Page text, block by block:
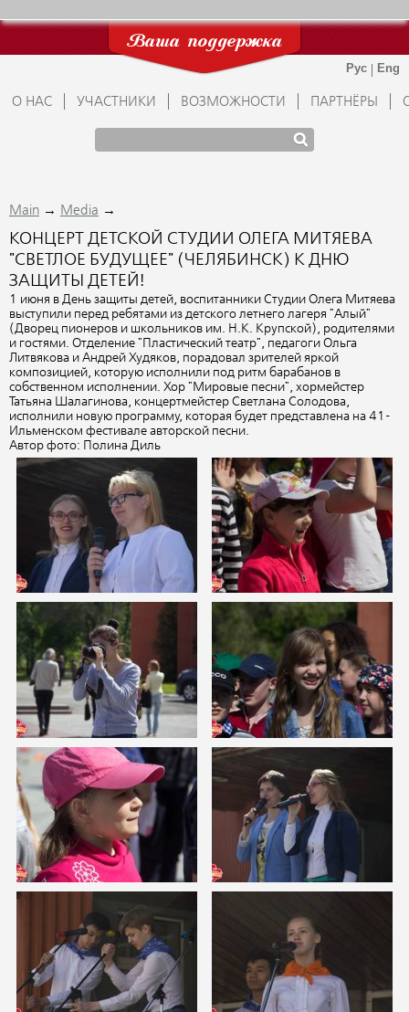
Ваша поддержка
О НАС УЧАСТНИКИ ВОЗМОЖНОСТИ ПАРТНЁРЫ
Main → Media →
КОНЦЕРТ ДЕТСКОЙ СТУДИИ ОЛЕГА МИТЯЕВА
"СВЕТЛОЕ БУДУЩЕЕ" (ЧЕЛЯБИНСК) К ДНЮ
ЗАЩИТЫ ДЕТЕЙ!
1 июня в День защиты детей, воспитанники Студии Олега Митяева
выступили перед ребятами из детского летнего лагеря "Алый"
(Дворец пионеров и школьников им. Н.К. Крупской), родителями
и гостями. Отделение "Пластический театр", педагоги Ольга
Литвякова и Андрей Худяков, порадовал зрителей яркой
композицией, которую исполнили под ритм барабанов в
собственном исполнении. Хор "Мировые песни", хормейстер
Татьяна Шалагинова, концертмейстер Светлана Солодова,
исполнили новую программу, которая будет представлена на 41-
Ильменском фестивале авторской песни.
Автор фото: Полина Диль